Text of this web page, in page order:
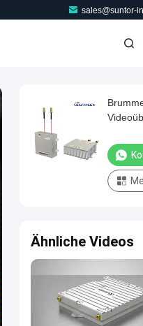
sales@suntor-
Ähnliche Videos